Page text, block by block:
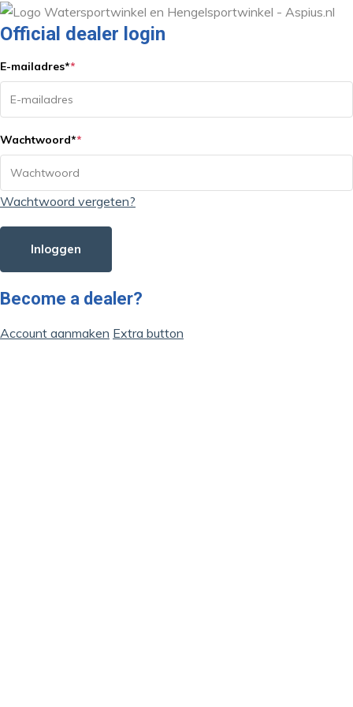
Official dealer login
E-mailadres**
Wachtwoord**
Wachtwoord vergeten?
Inloggen
Become a dealer?
Account aanmaken Extra button